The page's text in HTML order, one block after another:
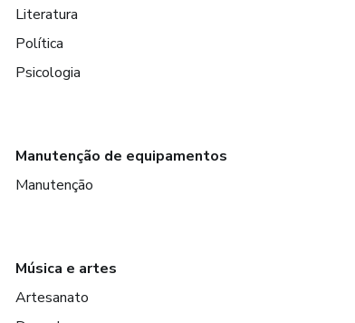
Literatura
Política
Psicologia
Manutenção de equipamentos
Manutenção
Música e artes
Artesanato